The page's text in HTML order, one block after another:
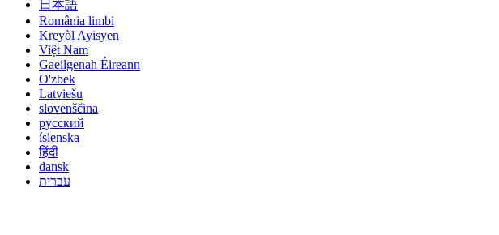
日本語
România limbi
Kreyòl Ayisyen
Việt Nam
Gaeilgenah Éireann
O'zbek
Latviešu
slovenščina
русский
íslenska
हिंदी
dansk
עברית